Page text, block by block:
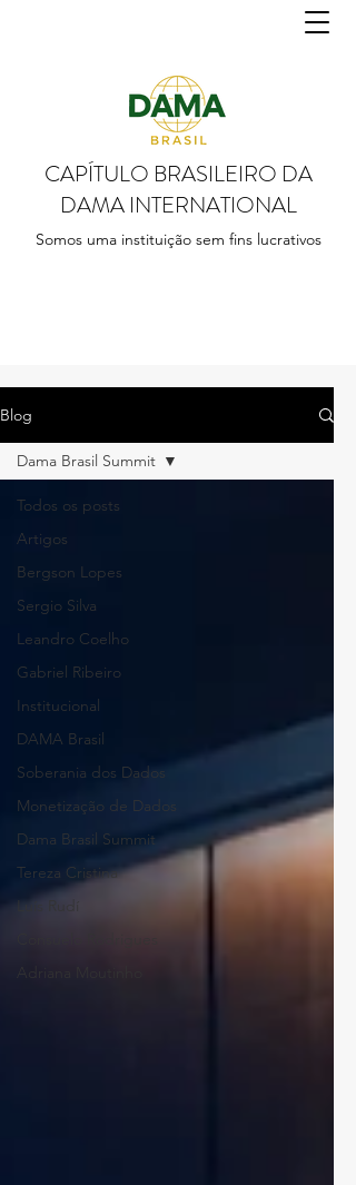
CAPÍTULO BRASILEIRO DA
DAMA INTERNATIONAL
Somos uma instituição sem fins lucrativos
Blog
Todos os posts
Artigos
Bergson Lopes
Sergio Silva
Leandro Coelho
Gabriel Ribeiro
Institucional
DAMA Brasil
Soberania dos Dados
Monetização de Dados
Dama Brasil Summit
Tereza Cristina
Luís Rudí
Dama Brasil Summit